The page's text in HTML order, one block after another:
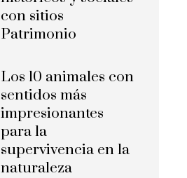
con sitios
Patrimonio
Los 10 animales con
sentidos más
impresionantes
para la
supervivencia en la
naturaleza